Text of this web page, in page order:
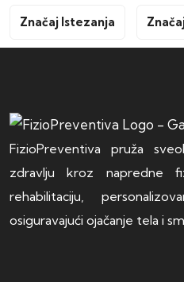
Značaj Istezanja
FizioPreventiva pruža
zdravlju kroz napredne
rehabilitaciju,
osiguravajući ojačanje tela i